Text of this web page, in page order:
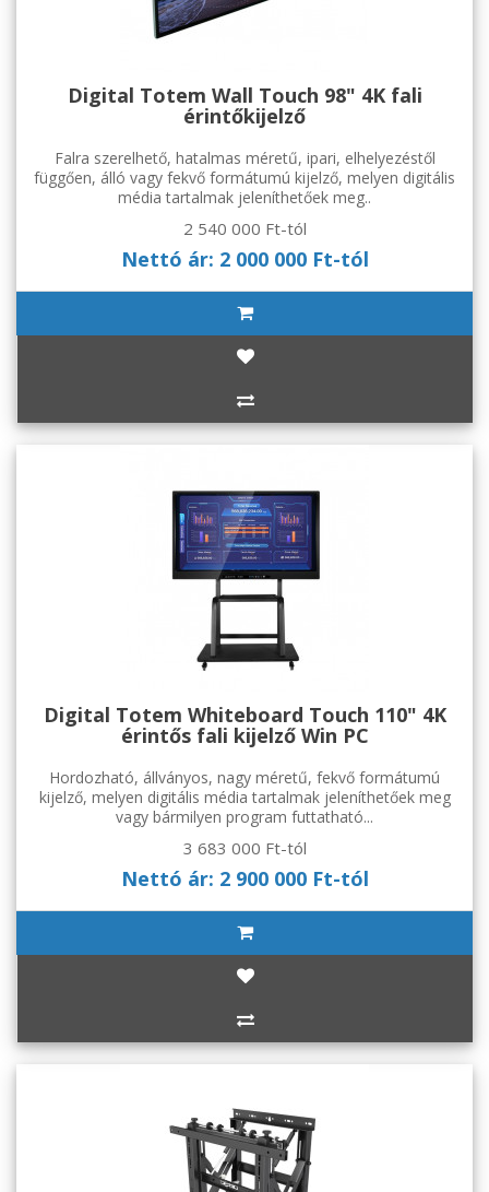
Digital Totem Wall Touch 98" 4K fali
érintőkijelző
Falra szerelhető, hatalmas méretű, ipari, elhelyezéstől
függően, álló vagy fekvő formátumú kijelző, melyen digitális
média tartalmak jeleníthetőek meg..
2 540 000 Ft-tól
Nettó ár: 2 000 000 Ft-tól
Digital Totem Whiteboard Touch 110" 4K
érintős fali kijelző Win PC
Hordozható, állványos, nagy méretű, fekvő formátumú
kijelző, melyen digitális média tartalmak jeleníthetőek meg
vagy bármilyen program futtatható...
3 683 000 Ft-tól
Nettó ár: 2 900 000 Ft-tól